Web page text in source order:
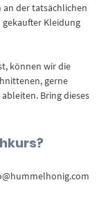
der tatsächlichen
Kleidung
können wir die
gerne
Bring dieses